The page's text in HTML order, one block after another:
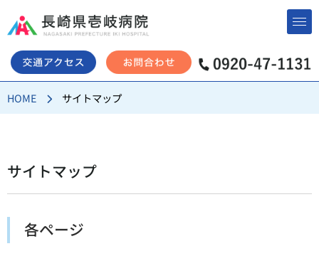
コ
ン
テ
ン
ツ
キ
ッ
プ
HOME サイトマップ
サイトマップ
各ページ